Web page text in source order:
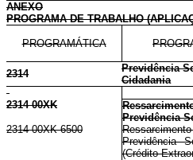
ANEXO
PROGRAMA DE TRABALHO
PROGRAMÁTICA
2314
Previdência
Cidadania
2314 00XK
Previdência
2314 00XK 6500
Previdência
(Crédito